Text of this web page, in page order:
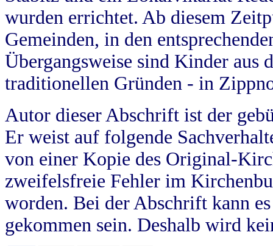
wurden errichtet. Ab diesem
Gemeinden, in den
Übergangsweise sind Kinder aus
traditionellen Gründen - in
Autor dieser Abschrift ist der
Er weist auf folgende
von einer Kopie des Original-
zweifelsfreie Fehler im
worden. Bei der Abschrift kann
gekommen sein. Deshalb wird